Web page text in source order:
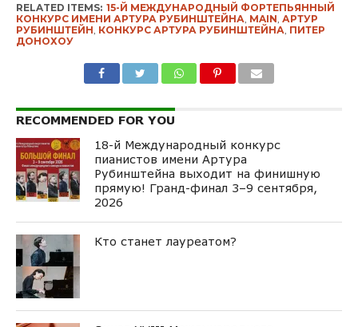
RELATED ITEMS: 15-Й МЕЖДУНАРОДНЫЙ ФОРТЕПЬЯННЫЙ
КОНКУРС ИМЕНИ АРТУРА РУБИНШТЕЙНА MAIN АРТУР
РУБИНШТЕЙН КОНКУРС АРТУРА РУБИНШТЕЙНА ПИТЕР
ДОНОХОУ
RECOMMENDED FOR YOU
18-й Международный конкурс
пианистов имени Артура
Рубинштейна выходит на финишную
прямую! Гранд-финал 3–9 сентября,
2026
Кто станет лауреатом?